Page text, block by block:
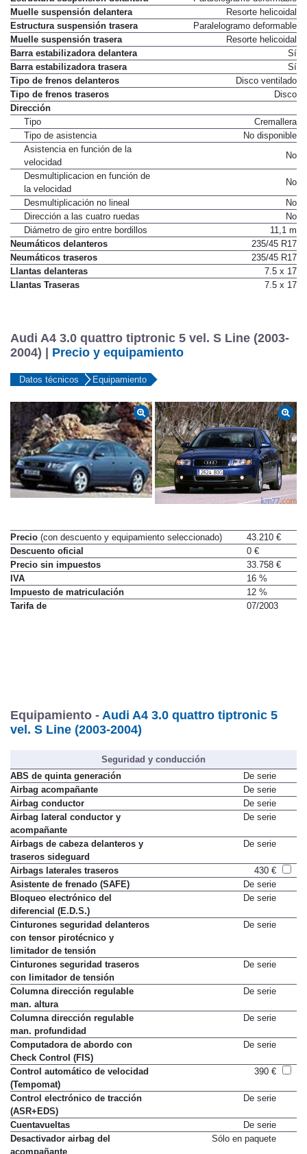
Muelle suspensión delantera
Resorte helicoidal
Estructura suspensión trasera
Paralelogramo deformable
Muelle suspensión trasera
Resorte helicoidal
Barra estabilizadora delantera
Sí
Barra estabilizadora trasera
Sí
Tipo de frenos delanteros
Disco ventilado
Tipo de frenos traseros
Disco
Dirección
Tipo
Cremallera
Tipo de asistencia
No disponible
Asistencia en función de la
velocidad
No
Desmultiplicacion en función de
la velocidad
No
Desmultiplicación no lineal
No
Dirección a las cuatro ruedas
No
Diámetro de giro entre bordillos
11,1 m
Neumáticos delanteros
235/45 R17
Neumáticos traseros
235/45 R17
Llantas delanteras
7.5 x 17
Llantas Traseras
7.5 x 17
Audi A4 3.0 quattro tiptronic 5 vel. S Line (2003-
2004) | Precio y equipamiento
Datos técnicos Equipamiento
Precio (con descuento y equipamiento seleccionado)
43.210 €
Descuento oficial
0 €
Precio sin impuestos
33.758 €
IVA
16 %
Impuesto de matriculación
12 %
Tarifa de
07/2003
Equipamiento - Audi A4 3.0 quattro tiptronic 5
vel. S Line (2003-2004)
Seguridad y conducción
ABS de quinta generación
De serie
Airbag acompañante
De serie
Airbag conductor
De serie
Airbag lateral conductor y
acompañante
De serie
Airbags de cabeza delanteros y
traseros sideguard
De serie
Airbags laterales traseros
430 €
Asistente de frenado (SAFE)
De serie
Bloqueo electrónico del
diferencial (E.D.S.)
De serie
Cinturones seguridad delanteros
con tensor pirotécnico y
limitador de tensión
De serie
Cinturones seguridad traseros
con limitador de tensión
De serie
Columna dirección regulable
man. altura
De serie
Columna dirección regulable
man. profundidad
De serie
Computadora de abordo con
Check Control (FIS)
De serie
Control automático de velocidad
(Tempomat)
390 €
Control electrónico de tracción
(ASR+EDS)
De serie
Cuentavueltas
De serie
Desactivador airbag del
acompañante
Sólo en paquete